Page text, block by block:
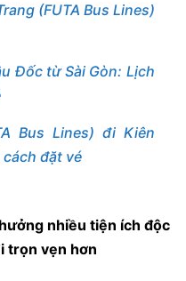
(FUTA Bus Lines)
Đốc từ Sài Gòn: Lịch
Bus Lines) đi Kiên
cách đặt vé
nhiều tiện ích độc
trọn vẹn hơn